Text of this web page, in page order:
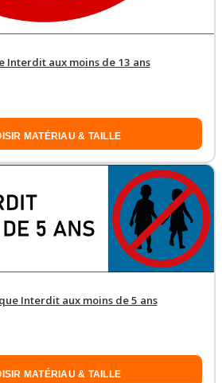
Interdit aux moins de 13 ans
MATÉRIAU & TAILLE
Interdit aux moins de 5 ans
MATÉRIAU & TAILLE